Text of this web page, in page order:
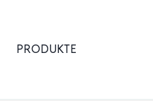
PRODUKTE